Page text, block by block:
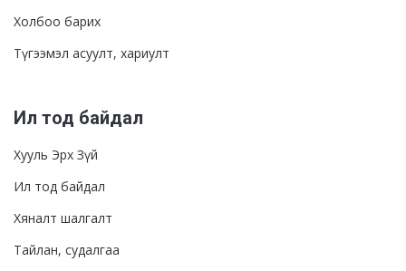
Холбоо барих
Түгээмэл асуулт, хариулт
Ил тод байдал
Хууль Эрх Зүй
Ил тод байдал
Хяналт шалгалт
Тайлан, судалгаа